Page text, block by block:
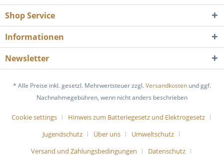
Shop Service
Informationen
Newsletter
* Alle Preise inkl. gesetzl. Mehrwertsteuer zzgl.Versandkosten und ggf.
Nachnahmegebühren, wenn nicht anders beschrieben
Cookie settings
Hinweis zum Batteriegesetz und Elektrogesetz
Jugendschutz
Über uns
Umweltschutz
Versand und Zahlungsbedingungen
Datenschutz